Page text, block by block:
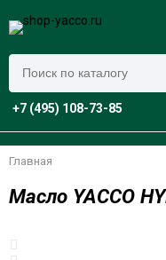
+7 (495) 108-73-85
Главная
Масло YACCO